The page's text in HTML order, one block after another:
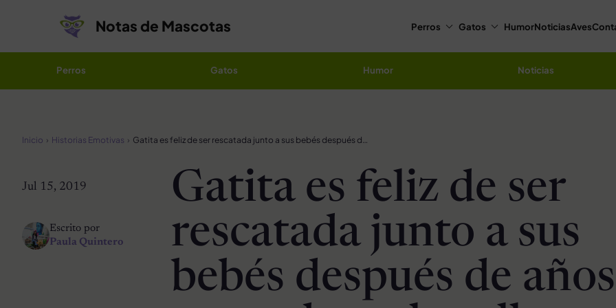
Notas de Mascotas Perros Gatos HumorNoticiasAves
Perros Gatos Humor Noticias
Inicio Historias Emotivas Gatita es feliz de ser rescatada junto a sus bebés después de años vagando en la calle
Jul 15, 2019
Escrito por
Paula Quintero
Gatita es feliz de ser
rescatada junto a sus
bebés después de años